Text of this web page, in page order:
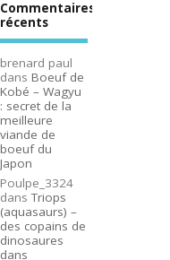
Commentaires
récents
brenard paul
dans Boeuf de
Kobé – Wagyu
: secret de la
meilleure
viande de
boeuf du
Japon
Poulpe_3324
dansTriops
(aquasaurs) –
des copains de
dinosaures
dans